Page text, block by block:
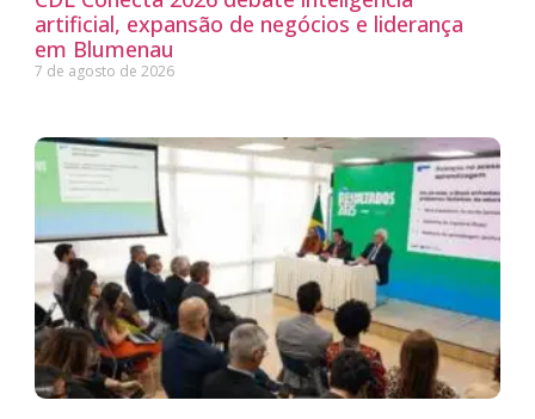
artificial, expansão de negócios e liderança
em Blumenau
7 de agosto de 2026